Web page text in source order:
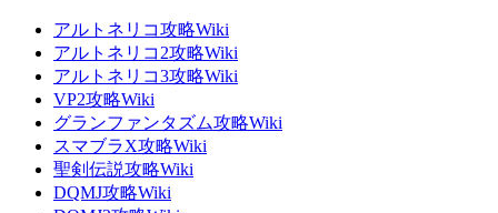
アルトネリコ攻略Wiki
アルトネリコ2攻略Wiki
アルトネリコ3攻略Wiki
VP2攻略Wiki
グランファンタズム攻略Wiki
スマブラX攻略Wiki
聖剣伝説攻略Wiki
DQMJ攻略Wiki